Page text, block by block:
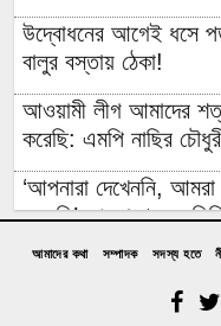
উদ্বোধনের আগেই ধসে
বালুর বস্তায় ঠেকা!
আওয়ামী লীগ আমাদের
করেছি: এমপি নাছির
‘আপনারা দেখেননি, আমরা
মেরেছি’: প্রকাশ্যে
রিয়ালের সঙ্গে আরও ছয়
প্রকল্প ব্যয় ১৬৫ কোটি
আমাদের কথা সম্পাদক সদস্য হতে